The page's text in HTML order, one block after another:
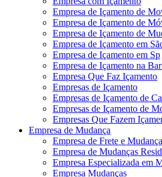
Empresa de Içamento de
Empresa de Içamento de
Empresa de Içamento de
Empresa de Içamento em
Empresa de Içamento em Sp
Empresa de Içamento na
Empresa Que Faz Içamento
Empresas de Içamento
Empresas de Içamento de
Empresas de Içamento de
Empresas Que Fazem
Empresa de Mudança
Empresa de Frete e
Empresa de Mudanças
Empresa Especializada em
Empresa Mudanças